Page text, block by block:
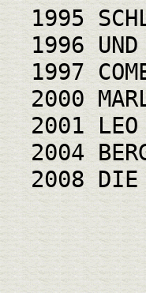
1995
1996
1997
2000
2001 LEO
2004
2008 DIE